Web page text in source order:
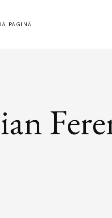
PAGINĂ